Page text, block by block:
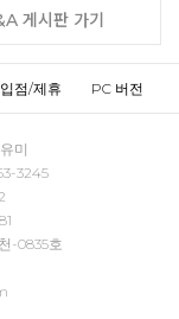
게시판 가기
입점/제휴 PC 버전
미
3245
-0835호